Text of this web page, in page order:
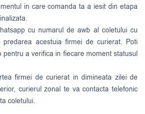
in care comanda ta a iesit din etapa
cu numarul de awb al coletului cu
acestuia firmei de curierat. Poti
pentru a verifica in fiecare moment statusul
firmei de curierat in dimineata zilei de
curierul zonal te va contacta telefonic
coletului.